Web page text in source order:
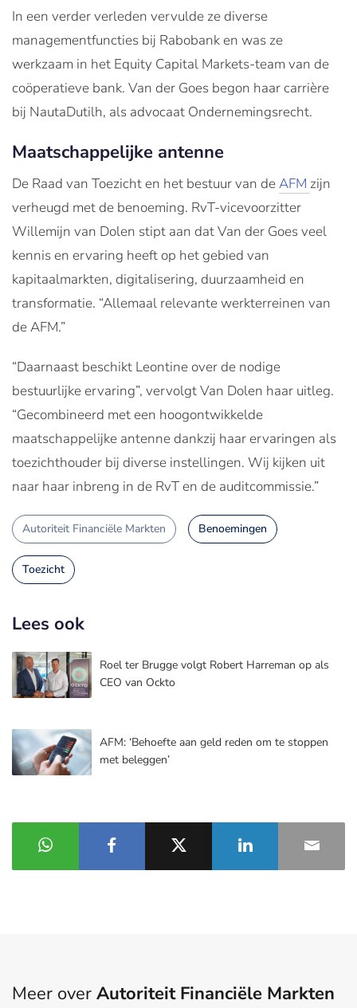
In een verder verleden vervulde ze diverse
managementfuncties bij Rabobank en was ze
werkzaam in het Equity Capital Markets-team van de
coöperatieve bank. Van der Goes begon haar carrière
bij NautaDutilh, als advocaat Ondernemingsrecht.
Maatschappelijke antenne
De Raad van Toezicht en het bestuur van deAFM zijn
verheugd met de benoeming. RvT-vicevoorzitter
Willemijn van Dolen stipt aan dat Van der Goes veel
kennis en ervaring heeft op het gebied van
kapitaalmarkten, digitalisering, duurzaamheid en
transformatie. “Allemaal relevante werkterreinen van
de AFM.”
“Daarnaast beschikt Leontine over de nodige
bestuurlijke ervaring”, vervolgt Van Dolen haar uitleg.
“Gecombineerd met een hoogontwikkelde
maatschappelijke antenne dankzij haar ervaringen als
toezichthouder bij diverse instellingen. Wij kijken uit
naar haar inbreng in de RvT en de auditcommissie.”
Autoriteit Financiële Markten Benoemingen
Toezicht
Lees ook
Roel ter Brugge volgt Robert Harreman op als
CEO van Ockto
AFM: ‘Behoefte aan geld reden om te stoppen
met beleggen’
Meer over Autoriteit Financiële Markten